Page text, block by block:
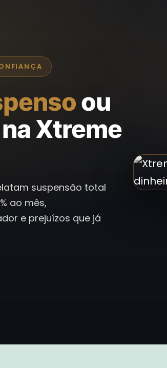
ou
na Xtreme
suspensão total
ao mês,
e prejuízos que já